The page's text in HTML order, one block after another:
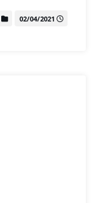
02/04/2021